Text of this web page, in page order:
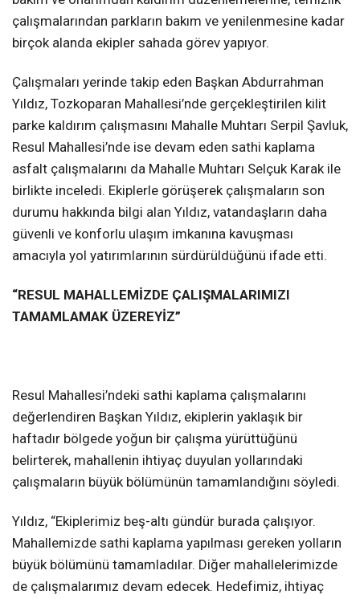
çalışmalarından parkların bakım ve yenilenmesine kadar
birçok alanda ekipler sahada görev yapıyor.
Çalışmaları yerinde takip eden Başkan Abdurrahman
Yıldız, Tozkoparan Mahallesi’nde gerçekleştirilen kilit
parke kaldırım çalışmasını Mahalle Muhtarı Serpil Şavluk,
Resul Mahallesi’nde ise devam eden sathi kaplama
asfalt çalışmalarını da Mahalle Muhtarı Selçuk Karak ile
birlikte inceledi. Ekiplerle görüşerek çalışmaların son
durumu hakkında bilgi alan Yıldız, vatandaşların daha
güvenli ve konforlu ulaşım imkanına kavuşması
amacıyla yol yatırımlarının sürdürüldüğünü ifade etti.
“RESUL MAHALLEMİZDE ÇALIŞMALARIMIZI
TAMAMLAMAK ÜZEREYİZ”
Resul Mahallesi’ndeki sathi kaplama çalışmalarını
değerlendiren Başkan Yıldız, ekiplerin yaklaşık bir
haftadır bölgede yoğun bir çalışma yürüttüğünü
belirterek, mahallenin ihtiyaç duyulan yollarındaki
çalışmaların büyük bölümünün tamamlandığını söyledi.
Yıldız, “Ekiplerimiz beş-altı gündür burada çalışıyor.
Mahallemizde sathi kaplama yapılması gereken yolların
büyük bölümünü tamamladılar. Diğer mahallelerimizde
de çalışmalarımız devam edecek. Hedefimiz, ihtiyaç